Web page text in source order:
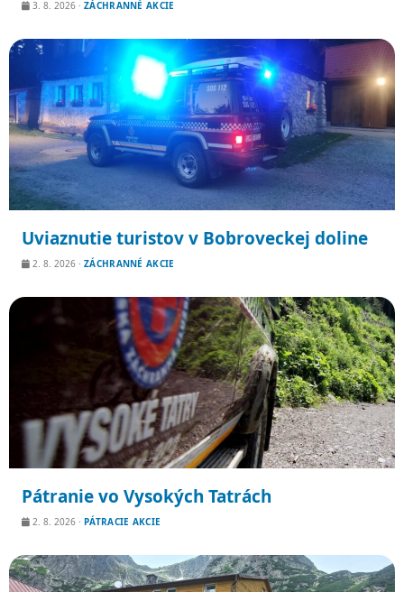
3. 8. 2026 · ZÁCHRANNÉ AKCIE
Uviaznutie turistov v Bobroveckej doline
2. 8. 2026 · ZÁCHRANNÉ AKCIE
Pátranie vo Vysokých Tatrách
2. 8. 2026 · PÁTRACIE AKCIE